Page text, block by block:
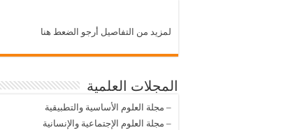
لمزيد من التفاصيل أرجو الضعط هنا
المجلات العلمية
– مجلة العلوم الأساسية والتطبيقية
– مجلة العلوم الإجتماعية والإنسانية